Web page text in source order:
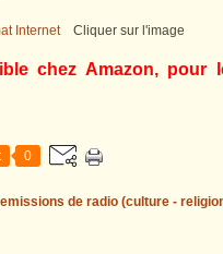
Cliquer sur l'image
chez Amazon, pour
0
emissions de radio (culture -